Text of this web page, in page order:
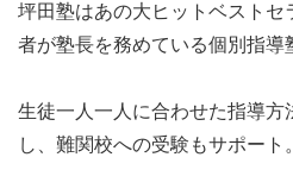
坪田塾はあの大ヒットベスト
者が塾長を務めている個別指導
生徒一人一人に合わせた指導方
し、難関校への受験もサポート。